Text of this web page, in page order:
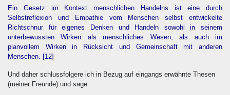
Ein Gesetz im Kontext menschlichen Handelns ist eine durch
Selbstreflexion und Empathie vom Menschen selbst entwickelte
Richtschnur für eigenes Denken und Handeln sowohl in seinem
unterbewussten Wirken als menschliches Wesen, als auch im
planvollem Wirken in Rücksicht und Gemeinschaft mit anderen
Menschen. [12]
Und daher schlussfolgere ich in Bezug auf eingangs erwähnte Thesen
(meiner Freunde) und sage: